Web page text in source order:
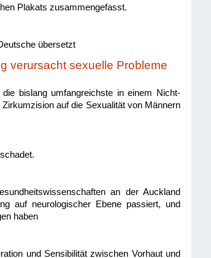
Plakats zusammengefasst.
übersetzt
verursacht sexuelle Probleme
bislang umfangreichste in einem Nicht-
auf die Sexualität von Männern
an der Auckland
auf neurologischer Ebene passiert, und
haben
und Sensibilität zwischen Vorhaut und